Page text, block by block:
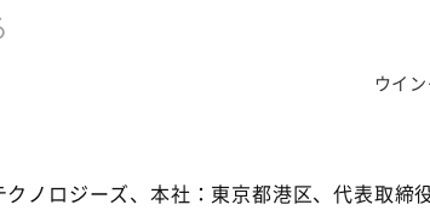
ウイ
ロジーズ、本社：東京都港区、代表取締